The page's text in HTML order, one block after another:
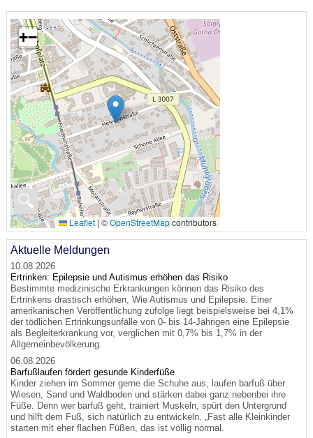
🔍
+−
Leaflet | ©OpenStreetMapcontributors
Aktuelle Meldungen
10.08.2026
Ertrinken: Epilepsie und Autismus erhöhen das Risiko
Bestimmte medizinische Erkrankungen können das Risiko des
Ertrinkens drastisch erhöhen, Wie Autismus und Epilepsie. Einer
amerikanischen Veröffentlichung zufolge liegt beispielsweise bei 4,1%
der tödlichen Ertrinkungsunfälle von 0- bis 14-Jährigen eine Epilepsie
als Begleiterkrankung vor, verglichen mit 0,7% bis 1,7% in der
Allgemeinbevölkerung.
06.08.2026
Barfußlaufen fördert gesunde Kinderfüße
Kinder ziehen im Sommer gerne die Schuhe aus, laufen barfuß über
Wiesen, Sand und Waldboden und stärken dabei ganz nebenbei ihre
Füße. Denn wer barfuß geht, trainiert Muskeln, spürt den Untergrund
und hilft dem Fuß, sich natürlich zu entwickeln. „Fast alle Kleinkinder
starten mit eher flachen Füßen, das ist völlig normal.